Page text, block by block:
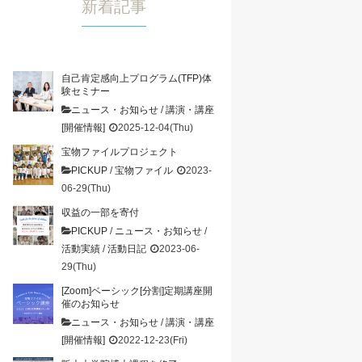
自己肯定感向上プログラム(TFP)体
験セミナー
ニュース・お知らせ /講演・講座
[開催情報]
2025-12-04(Thu)
宝物ファイルプロジェクト
PICKUP /宝物ファイル
2023-
06-29(Thu)
収益の一部を寄付
PICKUP / ニュース・お知らせ /
活動実績 /活動日記
2023-06-
29(Thu)
[Zoom]ベーシック[分割]定期講座開
催のお知らせ
ニュース・お知らせ /講演・講座
[開催情報]
2022-12-23(Fri)